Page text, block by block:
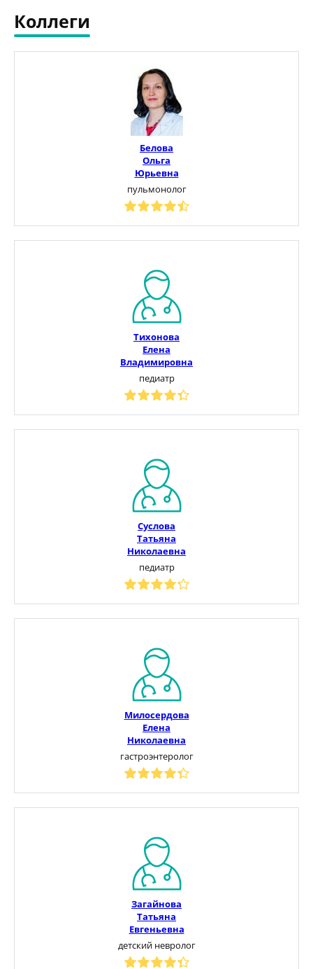
Коллеги
Белова
Ольга
Юрьевна
пульмонолог
Тихонова
Елена
Владимировна
педиатр
Суслова
Татьяна
Николаевна
педиатр
Милосердова
Елена
Николаевна
гастроэнтеролог
Загайнова
Татьяна
Евгеньевна
детский невролог